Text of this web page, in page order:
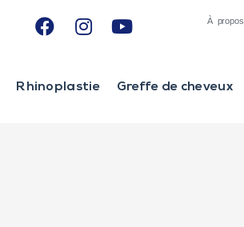
À propos
Rhinoplastie Greffe de cheveux